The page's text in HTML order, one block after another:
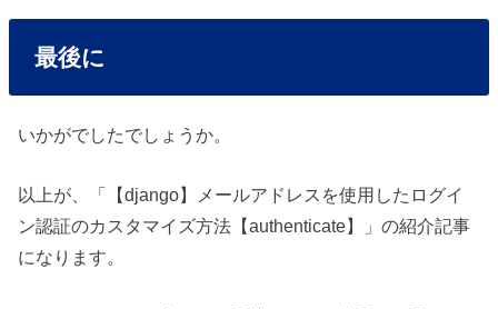
最後に
いかがでしたでしょうか。
以上が、「【django】メールアドレスを使用したログイ
ン認証のカスタマイズ方法【authenticate】」の紹介記事
になります。